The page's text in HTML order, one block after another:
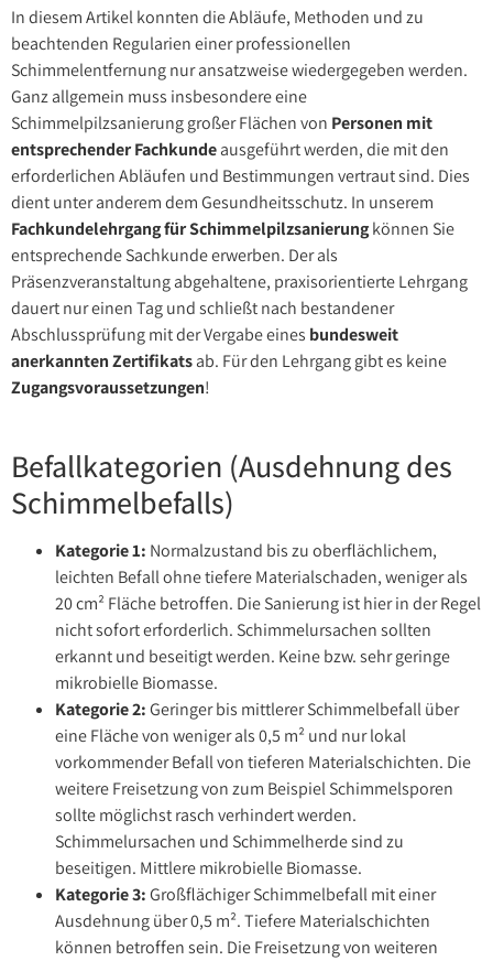
In diesem Artikel konnten die Abläufe, Methoden und zu
beachtenden Regularien einer professionellen
Schimmelentfernung nur ansatzweise wiedergegeben werden.
Ganz allgemein muss insbesondere eine
Schimmelpilzsanierung großer Flächen von Personen mit
entsprechender Fachkundeausgeführt werden, die mit den
erforderlichen Abläufen und Bestimmungen vertraut sind. Dies
dient unter anderem dem Gesundheitsschutz. In unserem
Fachkundelehrgang für Schimmelpilzsanierungkönnen Sie
entsprechende Sachkunde erwerben. Der als
Präsenzveranstaltung abgehaltene, praxisorientierte Lehrgang
dauert nur einen Tag und schließt nach bestandener
Abschlussprüfung mit der Vergabe eines bundesweit
anerkannten Zertifikatsab. Für den Lehrgang gibt es keine
Zugangsvoraussetzungen!
Befallkategorien (Ausdehnung des
Schimmelbefalls)
Kategorie 1: Normalzustand bis zu oberflächlichem,
leichten Befall ohne tiefere Materialschaden, weniger als
20 cm² Fläche betroffen. Die Sanierung ist hier in der Regel
nicht sofort erforderlich. Schimmelursachen sollten
erkannt und beseitigt werden. Keine bzw. sehr geringe
mikrobielle Biomasse.
Kategorie 2:Geringer bis mittlerer Schimmelbefall über
eine Fläche von weniger als 0,5 m² und nur lokal
vorkommender Befall von tieferen Materialschichten. Die
weitere Freisetzung von zum Beispiel Schimmelsporen
sollte möglichst rasch verhindert werden.
Schimmelursachen und Schimmelherde sind zu
beseitigen. Mittlere mikrobielle Biomasse.
Kategorie 3:Großflächiger Schimmelbefall mit einer
Ausdehnung über 0,5 m². Tiefere Materialschichten
können betroffen sein. Die Freisetzung von weiteren